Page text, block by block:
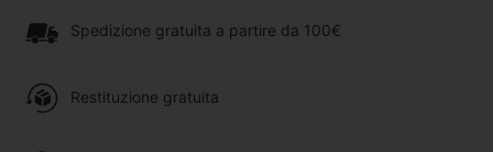
Spedizione gratuita a partire da 100€
Restituzione gratuita